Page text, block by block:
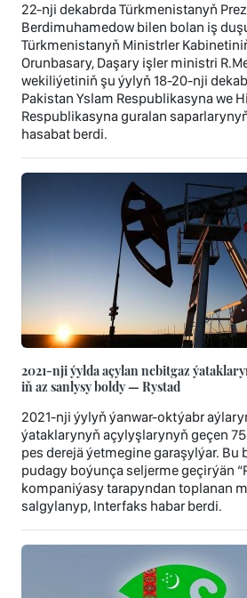
22-nji dekabrda Türkmenistanyň
Berdimuhamedow bilen bolan iş
Türkmenistanyň Ministrler
Orunbasary, Daşary işler ministri
wekiliýetiniň şu ýylyň 18-20-nji
Pakistan Yslam Respublikasyna we
Respublikasyna guralan
hasabat berdi.
2021-nji ýylda açylan nebitgaz
iň az sanlysy boldy — Rystad
2021-nji ýylyň ýanwar-oktýabr
ýataklarynyň açylyşlarynyň geçen
pes derejä ýetmegine garaşylýar. Bu
pudagy boýunça seljerme geçirýän
kompaniýasy tarapyndan toplanan
salgylanyp, Interfaks habar berdi.